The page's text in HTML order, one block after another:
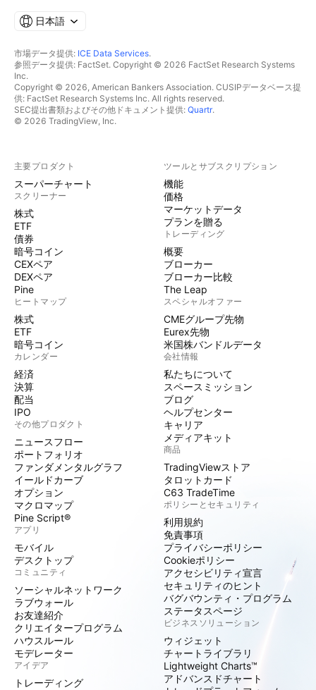
日本語
市場データ提供: ICE Data Services.
参照データ提供: FactSet. Copyright © 2026 FactSet Research Systems
Inc.
Copyright © 2026, American Bankers Association. CUSIPデータベース提
供: FactSet Research Systems Inc. All rights reserved.
SEC提出書類およびその他ドキュメント提供: Quartr.
© 2026 TradingView, Inc.
主要プロダクト
スーパーチャート
スクリーナー
株式
ETF
債券
暗号コイン
CEXペア
DEXペア
Pine
ヒートマップ
株式
ETF
暗号コイン
カレンダー
経済
決算
配当
IPO
その他プロダクト
ニュースフロー
ポートフォリオ
ファンダメンタルグラフ
イールドカーブ
オプション
マクロマップ
Pine Script®
アプリ
モバイル
デスクトップ
コミュニティ
ソーシャルネットワーク
ラブウォール
お友達紹介
クリエイタープログラム
ハウスルール
モデレーター
アイデア
トレーディング
ツールとサブスクリプション
機能
価格
マーケットデータ
プランを贈る
トレーディング
概要
ブローカー
ブローカー比較
The Leap
スペシャルオファー
CMEグループ先物
Eurex先物
米国株バンドルデータ
会社情報
私たちについて
スペースミッション
ブログ
ヘルプセンター
キャリア
メディアキット
商品
TradingViewストア
タロットカード
C63 TradeTime
ポリシーとセキュリティ
利用規約
免責事項
プライバシーポリシー
Cookieポリシー
アクセシビリティ宣言
セキュリティのヒント
バグバウンティ・プログラム
ステータスページ
ビジネスソリューション
ウィジェット
チャートライブラリ
Lightweight Charts™
アドバンスドチャート